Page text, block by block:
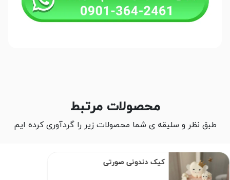
محصولات مرتبط
طبق نظر و سلیقه ی شما محصولات زیر را گردآوری کرده ایم
کیک دندونی صورتی